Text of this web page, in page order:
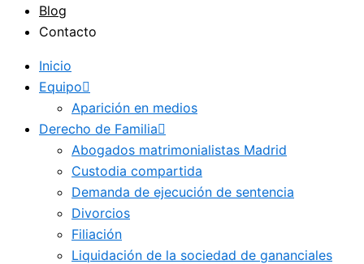
Blog
Contacto
Inicio
Equipo
Aparición en medios
Derecho de Familia
Abogados matrimonialistas Madrid
Custodia compartida
Demanda de ejecución de sentencia
Divorcios
Filiación
Liquidación de la sociedad de gananciales